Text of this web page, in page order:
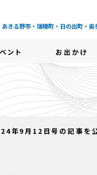
西多摩の地域
きる野市・瑞穂町・日の出町・奥
ント お出かけ
年9月12日号の記事を